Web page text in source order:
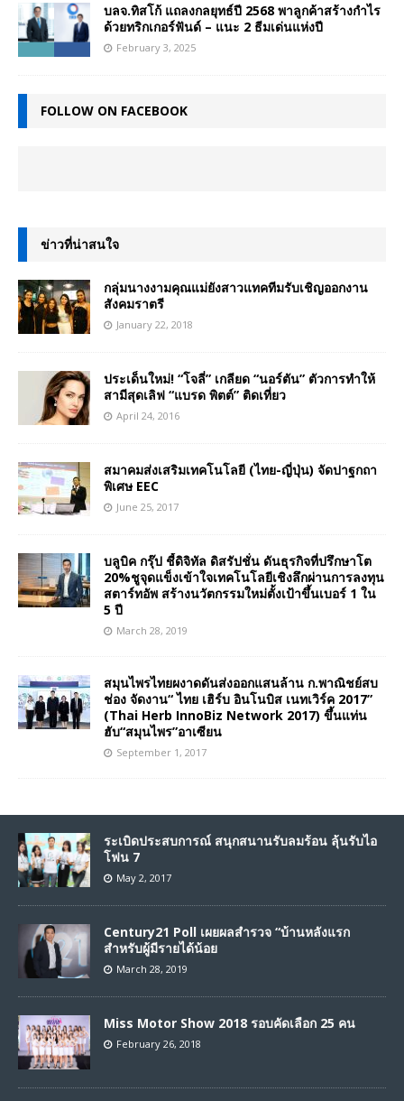
บลจ.ทิสโก้ แถลงกลยุทธ์ปี 2568 พาลูกค้าสร้างกำไร
ด้วยทริกเกอร์ฟันด์ – แนะ 2 ธีมเด่นแห่งปี
February 3, 2025
FOLLOW ON FACEBOOK
ข่าวที่น่าสนใจ
กลุ่มนางงามคุณแม่ยังสาวแทคทีมรับเชิญออกงาน
สังคมราตรี
January 22, 2018
ประเด็นใหม่! “โจลี่” เกลียด “นอร์ตัน” ตัวการทำให้
สามีสุดเลิฟ “แบรด พิตต์” ติดเที่ยว
April 24, 2016
สมาคมส่งเสริมเทคโนโลยี (ไทย-ญี่ปุ่น) จัดปาฐกถา
พิเศษ EEC
June 25, 2017
บลูบิค กรุ๊ป ชี้ดิจิทัล ดิสรัปชั่น ดันธุรกิจที่ปรึกษาโต
20%ชูจุดแข็งเข้าใจเทคโนโลยีเชิงลึกผ่านการลงทุน
สตาร์ทอัพ สร้างนวัตกรรมใหม่ตั้งเป้าขึ้นเบอร์ 1 ใน
5 ปี
March 28, 2019
สมุนไพรไทยผงาดดันส่งออกแสนล้าน ก.พาณิชย์สบ
ช่อง จัดงาน“ ไทย เฮิร์บ อินโนบิส เนทเวิร์ค 2017”
(Thai Herb InnoBiz Network 2017) ขึ้นแท่น
ฮับ“สมุนไพร”อาเซียน
September 1, 2017
ระเบิดประสบการณ์ สนุกสนานรับลมร้อน ลุ้นรับไอ
โฟน 7
May 2, 2017
Century21 Poll เผยผลสำรวจ “บ้านหลังแรก
สำหรับผู้มีรายได้น้อย
March 28, 2019
Miss Motor Show 2018 รอบคัดเลือก 25 คน
February 26, 2018